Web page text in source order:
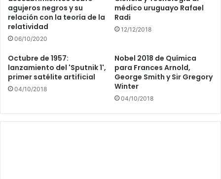
agujeros negros y su
relación con la teoría de la
relatividad
06/10/2020
médico uruguayo Rafael
Radi
12/12/2018
Octubre de 1957:
lanzamiento del 'Sputnik 1',
primer satélite artificial
04/10/2018
Nobel 2018 de Química
para Frances Arnold,
George Smith y Sir Gregory
Winter
04/10/2018